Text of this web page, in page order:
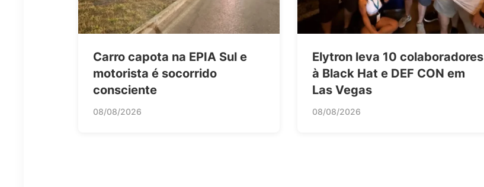
Carro capota na EPIA Sul e
motorista é socorrido
consciente
08/08/2026
Elytron leva 10 colaboradores
à Black Hat e DEF CON em
Las Vegas
08/08/2026